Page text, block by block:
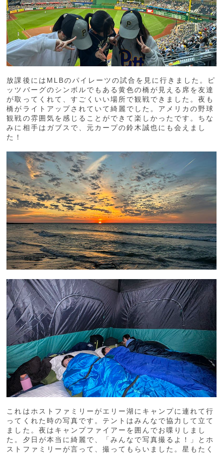
放課後にはMLBのパイレーツの試合を見に行きました。ピ
ッツバーグのシンボルでもある黄色の橋が見える席を友達
が取ってくれて、すごくいい場所で観戦できました。夜も
橋がライトアップされていて綺麗でした。アメリカの野球
観戦の雰囲気を感じることができて楽しかったです。ちな
みに相手はガブスで、元カープの鈴木誠也にも会えまし
た！
これはホストファミリーがエリー湖にキャンプに連れて行
ってくれた時の写真です。テントはみんなで協力して立て
ました。夜はキャンプファイアーを囲んでお喋りしまし
た。夕日が本当に綺麗で、「みんなで写真撮るよ！」とホ
ストファミリーが言って、撮ってもらいました。星もたく